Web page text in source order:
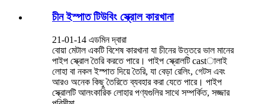
চীন ইস্পাত টিউবিং স্ক্রোল কারখানা
21-01-14 এডমিন দ্বারা
বোয়া মেটাল একটি বিশেষ কারখানা যা চীনের উত্তরে ভাল মানের
পাইপ স্ক্রোল তৈরি করতে পারে। পাইপ স্ক্রোলটি castালাই
লোহা বা নকল ইস্পাত দিয়ে তৈরি, যা বেড়া রেলিং, গেটস এবং
আরও অনেক কিছু তৈরিতে ব্যবহার করা যেতে পারে। পাইপ
স্ক্রোলটি আলংকারিক লোহার পণ্যগুলির সাথে সম্পর্কিত, সজ্জার